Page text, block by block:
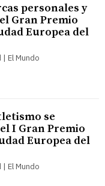
personales y
Gran Premio
Europea del
El Mundo
se
I Gran Premio
Europea del
El Mundo